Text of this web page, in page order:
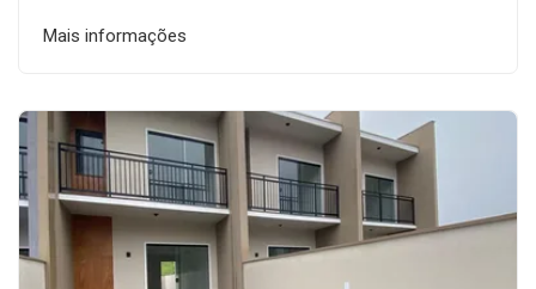
Mais informações